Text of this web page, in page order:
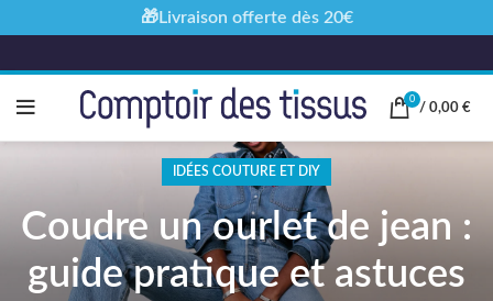
0
/ 0,00 €
IDÉES COUTURE ET DIY
Coudre un ourlet de jean :
guide pratique et astuces
🎁Livraison offerte dès 20€